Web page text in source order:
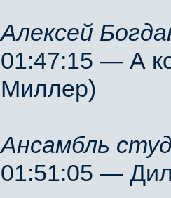
Алексей
01:47:15 — А
Миллер)
Ансамбль
01:51:05 —